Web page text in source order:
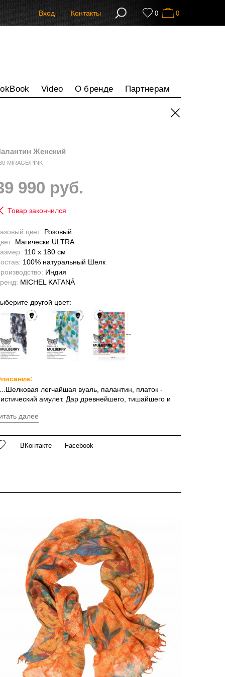
Вход Контакты 0 0
Video О бренде Партнерам
Женский
MIRAGE/PINK
990 руб.
Товар закончился
цвет: Розовый
Магически ULTRA
110 x 180 см
100% натуральный Шелк
Индия
MICHEL KATANÁ
другой цвет:
легчайшая вуаль, палантин, платок -
амулет. Дар древнейшего, тишайшего и
бабочки MULBERRY. Как символы
У каждой шелковой вещицы и аксессуара
тайные имя, и заклинание, силой которого она
устоять...". Каждый палантин неповторим
паттерном и патиной красивого беспорядка и
ВИНТАЖА с трендовыми наездом-наслаиванием-
затеканием Patch-полосами цветов между собой.
БУНТАРЬ вкупе с ЭСТЕТОМ, вот они и натворяют-
вытворяют-натворчествовывают! Это шелк. Это вещь из
шелка. Натурального MULBERRY. Он носится и сейчас.
И летом, и зимой. Хоть вуалью на плечи и даже на
лице, хоть парео на торсе/та
Шелк Mulberry, крафтовая нить ручного прядения,
нарочито рыхлое плетение Plain, нежная
полупрозрачная ткань Chiffon. Принт нанесен
традиционным аутентичным ручным (крафтовым)
методом SCREEN PRINTING (Трафаретная Печать на
Столе). Именно этой кропотливой работой-творением,
играя цветами, оттенками, формами и их
далее
ВКонтакте Facebook